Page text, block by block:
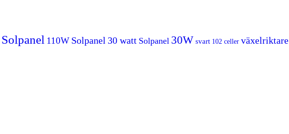
Solpanel 110W Solpanel 30 watt Solpanel 30W svart 102 celler växelriktare